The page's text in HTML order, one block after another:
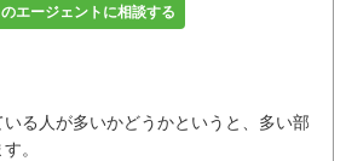
エージェントに相談する
る人が多いかどうかというと、多い部
。